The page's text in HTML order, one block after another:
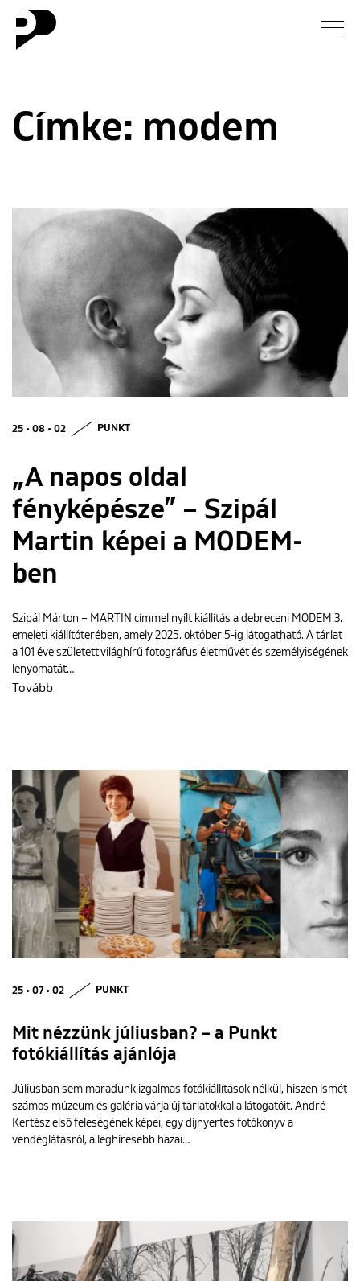
Galéria
Blog
Rólunk
Címke: modem
25 • 08 • 02 PUNKT
„A napos oldal
fényképésze” – Szipál
Martin képei a MODEM-
ben
Szipál Márton – MARTIN címmel nyílt kiállítás a debreceni MODEM 3.
emeleti kiállítóterében, amely 2025. október 5-ig látogatható. A tárlat
a 101 éve született világhírű fotográfus életművét és személyiségének
lenyomatát…
Tovább
25 • 07 • 02 PUNKT
Mit nézzünk júliusban? – a Punkt
fotókiállítás ajánlója
Júliusban sem maradunk izgalmas fotókiállítások nélkül, hiszen ismét
számos múzeum és galéria várja új tárlatokkal a látogatóit. André
Kertész első feleségének képei, egy díjnyertes fotókönyv a
vendéglátásról, a leghíresebb hazai…